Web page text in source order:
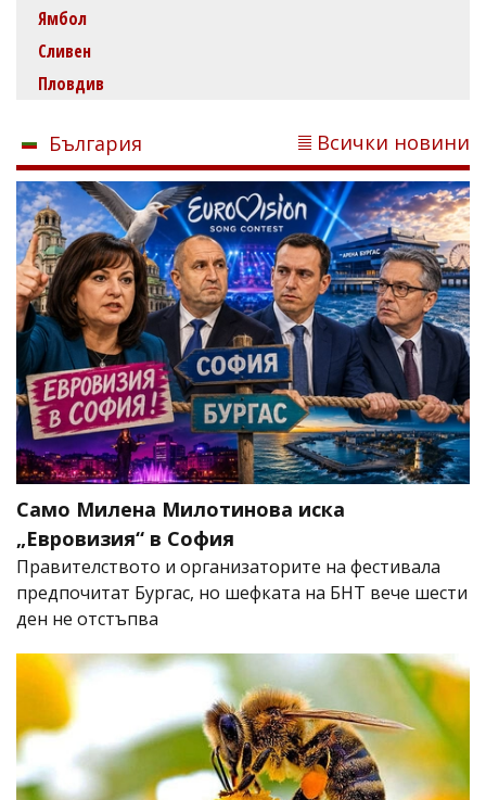
Ямбол
Сливен
Пловдив
България Всички новини
Само Милена Милотинова иска
„Евровизия“ в София
Правителството и организаторите на фестивала
предпочитат Бургас, но шефката на БНТ вече шести
ден не отстъпва